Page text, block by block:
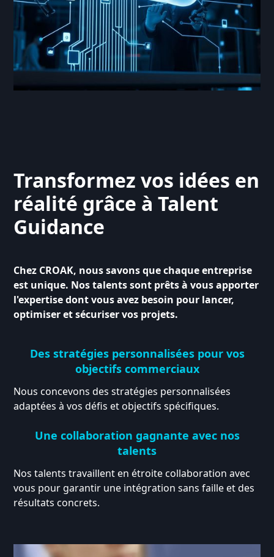
Transformez vos idées en
réalité grâce à Talent
Guidance
Chez CROAK, nous savons que chaque entreprise
est unique. Nos talents sont prêts à vous apporter
l'expertise dont vous avez besoin pour lancer,
optimiser et sécuriser vos projets.
Des stratégies personnalisées pour vos
objectifs commerciaux
Nous concevons des stratégies personnalisées
adaptées à vos défis et objectifs spécifiques.
Une collaboration gagnante avec nos
talents
Nos talents travaillent en étroite collaboration avec
vous pour garantir une intégration sans faille et des
résultats concrets.